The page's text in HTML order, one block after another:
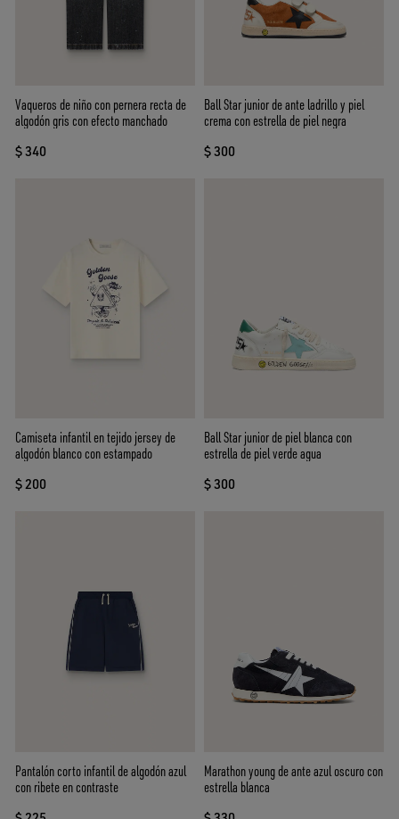
Vaqueros de niño con pernera recta de
algodón gris con efecto manchado
$ 340
Ball Star junior de ante ladrillo y piel
crema con estrella de piel negra
$ 300
Camiseta infantil en tejido jersey de
algodón blanco con estampado
$ 200
Ball Star junior de piel blanca con
estrella de piel verde agua
$ 300
Pantalón corto infantil de algodón azul
con ribete en contraste
Marathon young de ante azul oscuro con
estrella blanca